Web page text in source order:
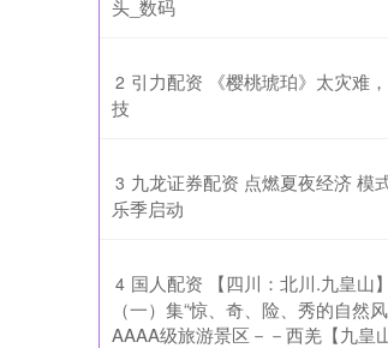
头_数码
2 引力配资 《樱桃琥珀》太灾难
技
3 九龙证券配资 点燃夏夜经济 模
乐季启动
4 国人配资 【四川：北川.九皇山
（一）集“惊、奇、险、秀的自然
AAAA级旅游景区－－西羌【九皇